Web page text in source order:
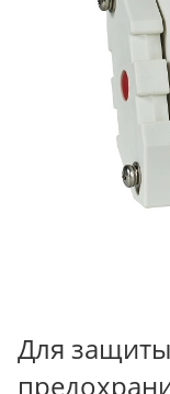
Для